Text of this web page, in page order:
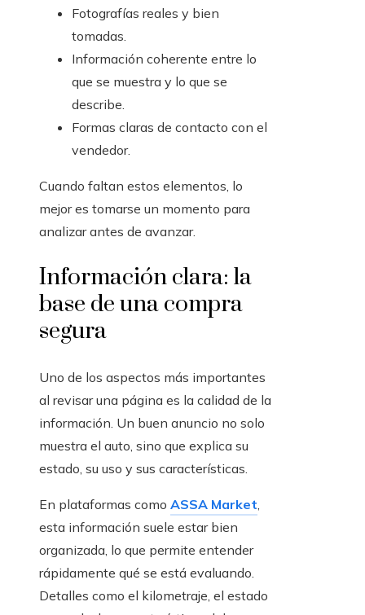
Fotografías reales y bien
tomadas.
Información coherente entre lo
que se muestra y lo que se
describe.
Formas claras de contacto con el
vendedor.
Cuando faltan estos elementos, lo
mejor es tomarse un momento para
analizar antes de avanzar.
Información clara: la
base de una compra
segura
Uno de los aspectos más importantes
al revisar una página es la calidad de la
información. Un buen anuncio no solo
muestra el auto, sino que explica su
estado, su uso y sus características.
En plataformas como ASSA Market,
esta información suele estar bien
organizada, lo que permite entender
rápidamente qué se está evaluando.
Detalles como el kilometraje, el estado